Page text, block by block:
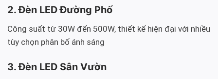
2. Đèn LED Đường Phố
Công suất từ 30W đến 500W, thiết kế hiện đại với nhiều
tùy chọn phân bố ánh sáng
3. Đèn LED Sân Vườn